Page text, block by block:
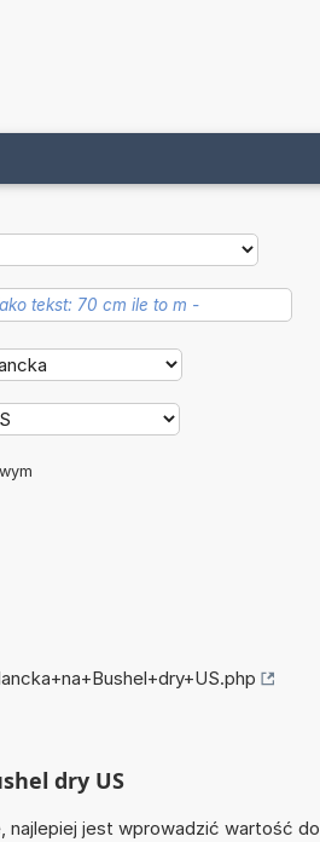
dry US
najlepiej jest wprowadzić wartość do